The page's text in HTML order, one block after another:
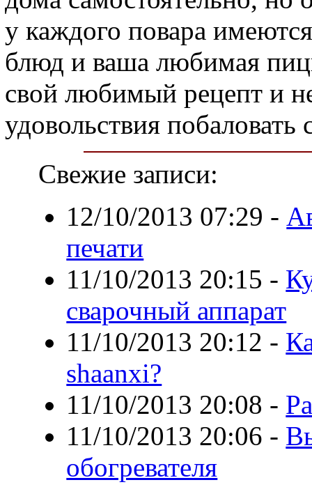
у каждого повара
блюд и ваша любимая
свой любимый рецепт и
удовольствия
Свежие записи:
12/10/2013 07:29 -
печати
11/10/2013 20:15 -
сварочный аппарат
11/10/2013 20:12 -
shaanxi?
11/10/2013 20:08 -
11/10/2013 20:06 -
обогревателя